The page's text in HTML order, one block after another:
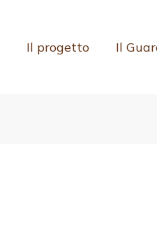
Il progetto Il